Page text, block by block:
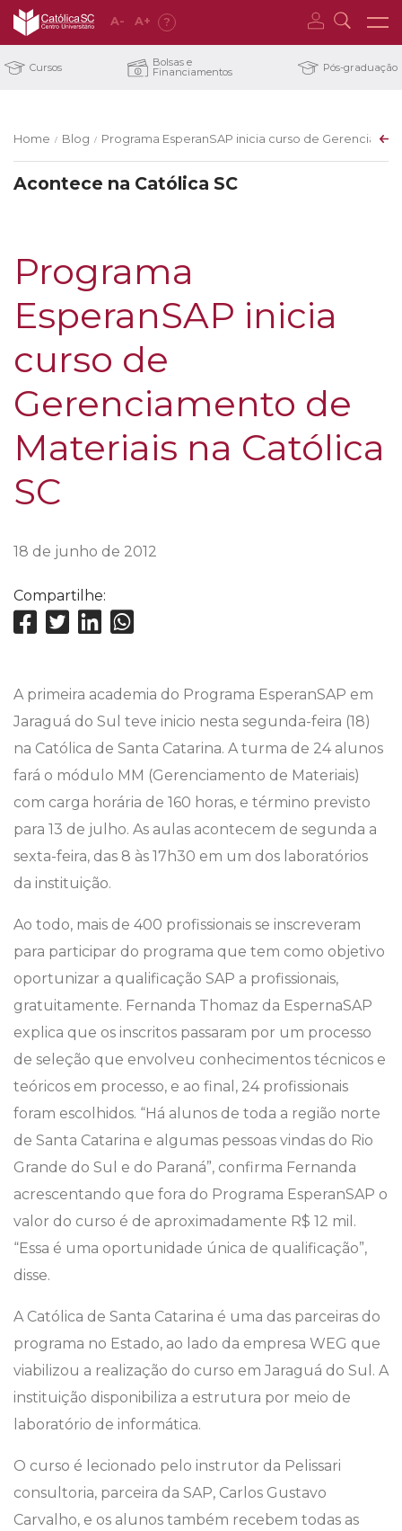
A- A+ ?
Cursos Bolsas e
Financiamentos Pós-graduação
Home / Blog / Programa EsperanSAP inicia curso de
Acontece na Católica SC
Programa
EsperanSAP inicia
curso de
Gerenciamento de
Materiais na Católica
SC
18 de junho de 2012
Compartilhe:
A primeira academia do Programa EsperanSAP em
Jaraguá do Sul teve inicio nesta segunda-feira (18)
na Católica de Santa Catarina. A turma de 24 alunos
fará o módulo MM (Gerenciamento de Materiais)
com carga horária de 160 horas, e término previsto
para 13 de julho. As aulas acontecem de segunda a
sexta-feira, das 8 às 17h30 em um dos laboratórios
da instituição.
Ao todo, mais de 400 profissionais se inscreveram
para participar do programa que tem como objetivo
oportunizar a qualificação SAP a profissionais,
gratuitamente. Fernanda Thomaz da EspernaSAP
explica que os inscritos passaram por um processo
de seleção que envolveu conhecimentos técnicos e
teóricos em processo, e ao final, 24 profissionais
foram escolhidos. “Há alunos de toda a região norte
de Santa Catarina e algumas pessoas vindas do Rio
Grande do Sul e do Paraná”, confirma Fernanda
acrescentando que fora do Programa EsperanSAP o
valor do curso é de aproximadamente R$ 12 mil.
“Essa é uma oportunidade única de qualificação”,
disse.
A Católica de Santa Catarina é uma das parceiras do
programa no Estado, ao lado da empresa WEG que
viabilizou a realização do curso em Jaraguá do Sul. A
instituição disponibiliza a estrutura por meio de
laboratório de informática.
O curso é lecionado pelo instrutor da Pelissari
consultoria, parceira da SAP, Carlos Gustavo
Carvalho, e os alunos também recebem todas as